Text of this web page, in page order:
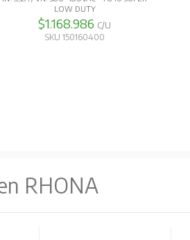
LOW DUTY
$1.168.986 C/U
SKU 150160400
RHONA